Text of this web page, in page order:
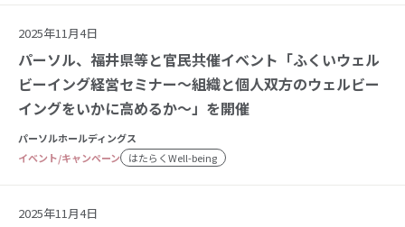
2025年11月4日
パーソル、福井県等と官民共催イベント「ふくいウェル
ビーイング経営セミナー～組織と個人双方のウェルビー
イングをいかに高めるか～」を開催
パーソルホールディングス
イベント/キャンペーン
はたらくWell-being
2025年11月4日